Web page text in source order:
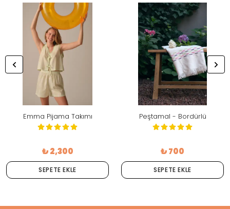
Emma Pijama Takımı
₺ 2,300
SEPETE EKLE
Peştamal - Bordürlü
₺ 700
SEPETE EKLE